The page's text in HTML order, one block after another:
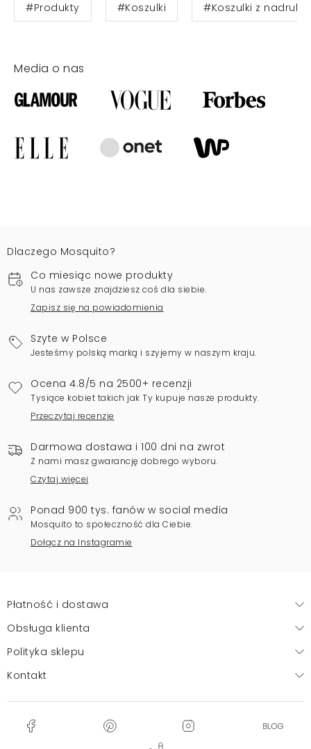
#Produkty #Koszulki #Koszulki z
Media o nas
Dlaczego Mosquito?
Co miesiąc nowe produkty
U nas zawsze znajdziesz coś dla siebie.
Zapisz się na powiadomienia
Szyte w Polsce
Jesteśmy polską marką i szyjemy w naszym kraju.
Ocena 4.8/5 na 2500+ recenzji
Tysiące kobiet takich jak Ty kupuje nasze produkty.
Przeczytaj recenzje
Darmowa dostawa i 100 dni na zwrot
Z nami masz gwarancję dobrego wyboru.
Czytaj więcej
Ponad 900 tys. fanów w social media
Mosquito to społeczność dla Ciebie.
Dołącz na Instagramie
Płatność i dostawa
Obsługa klienta
Polityka sklepu
Kontakt